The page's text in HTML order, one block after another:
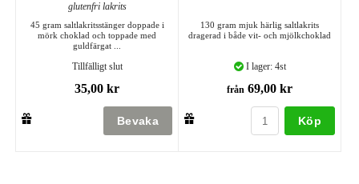
glutenfri lakrits
45 gram saltlakritsstänger doppade i
mörk choklad och toppade med
guldfärgat ...
Tillfälligt slut
35,00 kr
130 gram mjuk härlig saltlakrits
dragerad i både vit- och mjölkchoklad
I lager: 4st
från 69,00 kr
Köp